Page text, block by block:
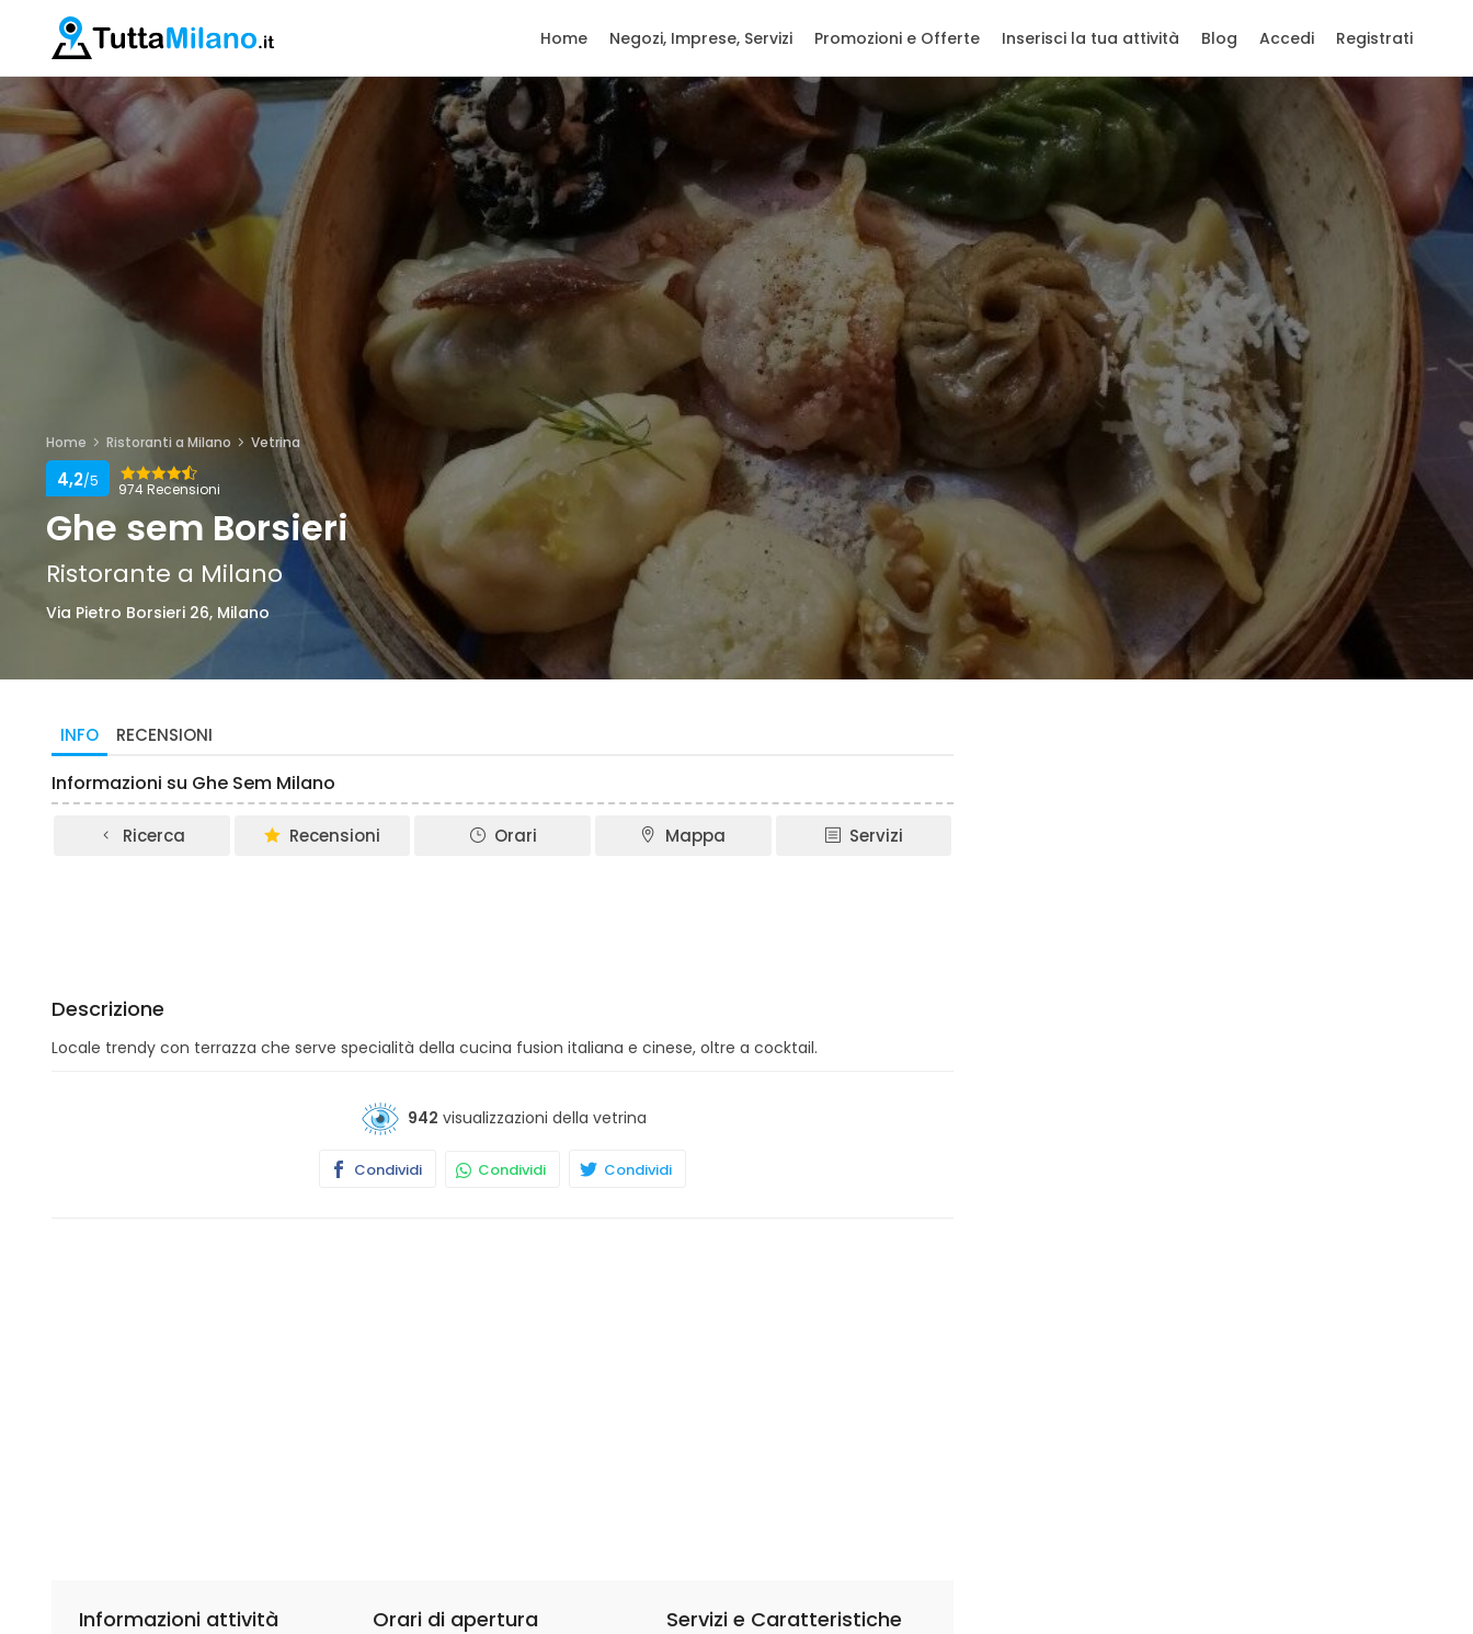
Home Negozi, Imprese, Servizi Promozioni e Offerte Inserisci la tua attività Blog Accedi Registrati
Home Ristoranti a Milano Vetrina
974 Recensioni
4,2/5
Ghe sem Borsieri
Ristorante a Milano
Via Pietro Borsieri 26, Milano
INFO RECENSIONI
Informazioni su Ghe Sem Milano
Ricerca Recensioni Orari Mappa Servizi
Descrizione
Locale trendy con terrazza che serve specialità della cucina fusion italiana e cinese, oltre a cocktail.
942 visualizzazioni della vetrina
Condividi Condividi Condividi
Informazioni attività Orari di apertura Servizi e Caratteristiche